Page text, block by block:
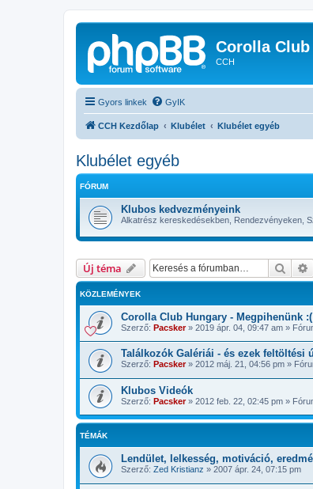
Corolla
CCH
Gyors linkek GyIK
CCH Kezdőlap Klubélet Klubélet egyéb
Klubélet egyéb
FÓRUM
Klubos kedvezményeink
Alkatrész kereskedésekben, Rendezvényeken,
Új téma
KÖZLEMÉNYEK
Corolla Club Hungary - Megpihenünk :(
Szerző: Pacsker» 2019 ápr. 04, 09:47 am »
Találkozók Galériái - és ezek feltöltési
Szerző: Pacsker» 2012 máj. 21, 04:56 pm »
Klubos Videók
Szerző: Pacsker» 2012 feb. 22, 02:45 pm »
TÉMÁK
Lendület, lelkesség, motiváció,
Szerző: Zed Kristianz » 2007 ápr. 24, 07:15 pm